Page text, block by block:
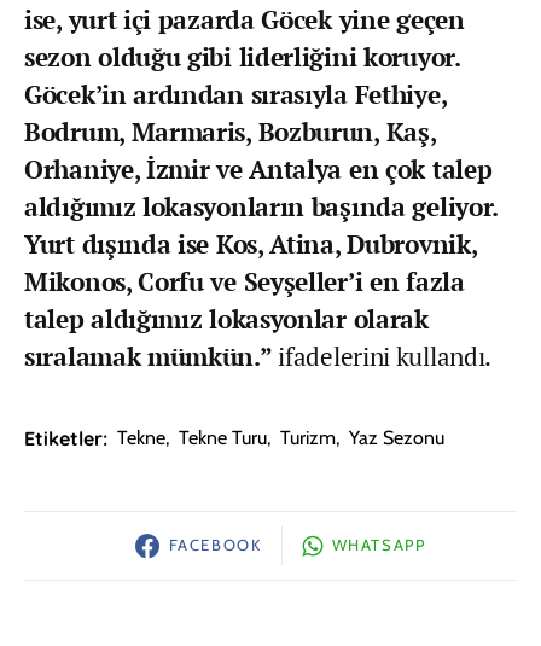
ise, yurt içi pazarda Göcek yine geçen
sezon olduğu gibi liderliğini koruyor.
Göcek’in ardından sırasıyla Fethiye,
Bodrum, Marmaris, Bozburun, Kaş,
Orhaniye, İzmir ve Antalya en çok talep
aldığımız lokasyonların başında geliyor.
Yurt dışında ise Kos, Atina, Dubrovnik,
Mikonos, Corfu ve Seyşeller’i en fazla
talep aldığımız lokasyonlar olarak
sıralamak mümkün.” ifadelerini kullandı.
Etiketler: Tekne, Tekne Turu, Turizm, Yaz Sezonu
FACEBOOK WHATSAPP